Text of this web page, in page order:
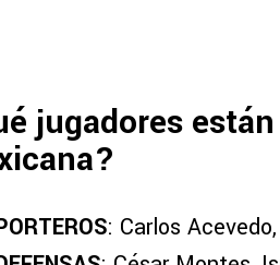
jugadores
: Carlos